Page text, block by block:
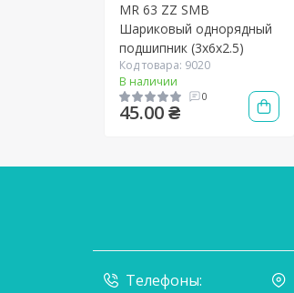
MR 63 ZZ SMB
Шариковый однорядный
подшипник (3х6х2.5)
Код товара: 9020
В наличии
0
45.00 ₴
Телефоны: